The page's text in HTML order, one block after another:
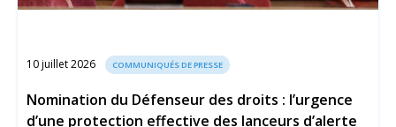
10 juillet 2026 COMMUNIQUÉS DE PRESSE
Nomination du Défenseur des droits : l’urgence
d’une protection effective des lanceurs d’alerte